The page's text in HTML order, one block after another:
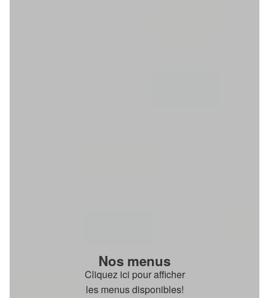
Nos menus
Cliquez ici pour afficher
les menus disponibles!